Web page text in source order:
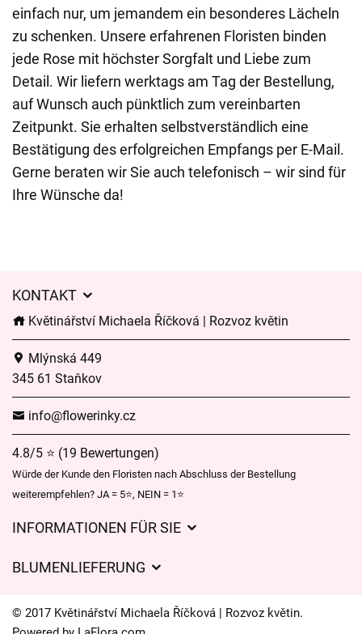
einfach nur, um jemandem ein besonderes Lächeln
zu schenken. Unsere erfahrenen Floristen binden
jede Rose mit höchster Sorgfalt und Liebe zum
Detail. Wir liefern werktags am Tag der Bestellung,
auf Wunsch auch pünktlich zum vereinbarten
Zeitpunkt. Sie erhalten selbstverständlich eine
Bestätigung des erfolgreichen Empfangs per E-Mail.
Gerne beraten wir Sie auch telefonisch – wir sind für
Ihre Wünsche da!
KONTAKT
Květinářství Michaela Říčková | Rozvoz květin
Mlýnská 449
345 61 Staňkov
info@flowerinky.cz
4.8/5 ⭐ (19 Bewertungen)
Würde der Kunde den Floristen nach Abschluss der Bestellung
weiterempfehlen? JA = 5⭐, NEIN = 1⭐
INFORMATIONEN FÜR SIE
Lieferzeiten für Blumen – Übersicht der Möglichkeiten
BLUMENLIEFERUNG
Wohin wir Blumen liefern
© 2017 Květinářství Michaela Říčková | Rozvoz květin.